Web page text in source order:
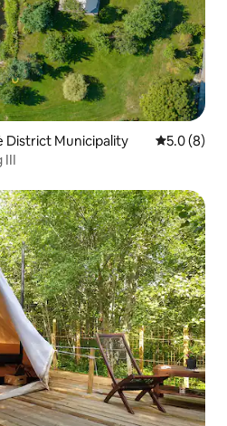
District Municipality
5.0 (8)
III